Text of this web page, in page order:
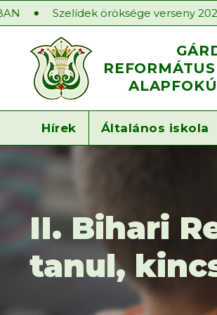
öröksége verseny 2025/2026. – 2.
Hírek Általános iskola
II. Bihari
tanul,